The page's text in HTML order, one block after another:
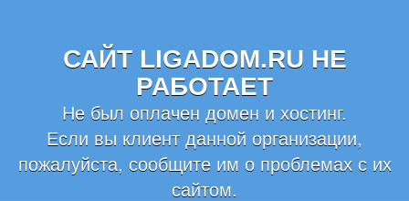
САЙТ LIGADOM.RU НЕ
РАБОТАЕТ
Не был оплачен домен и хостинг.
Если вы клиент данной организации,
пожалуйста, сообщите им о проблемах с их
сайтом.